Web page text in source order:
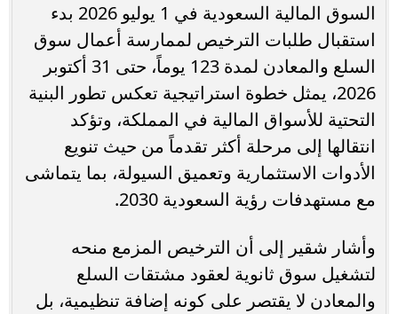
السوق المالية السعودية في 1 يوليو 2026 بدء
استقبال طلبات الترخيص لممارسة أعمال سوق
السلع والمعادن لمدة 123 يوماً، حتى 31 أكتوبر
2026، يمثل خطوة استراتيجية تعكس تطور البنية
التحتية للأسواق المالية في المملكة، وتؤكد
انتقالها إلى مرحلة أكثر تقدماً من حيث تنويع
الأدوات الاستثمارية وتعميق السيولة، بما يتماشى
مع مستهدفات رؤية السعودية 2030.
وأشار شقير إلى أن الترخيص المزمع منحه
لتشغيل سوق ثانوية لعقود مشتقات السلع
والمعادن لا يقتصر على كونه إضافة تنظيمية، بل